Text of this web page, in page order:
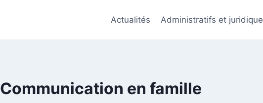
Actualités Administratifs et
Communication en famille